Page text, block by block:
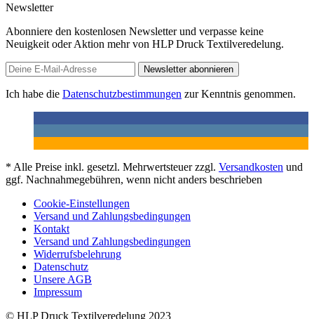
Newsletter
Abonniere den kostenlosen Newsletter und verpasse keine
Neuigkeit oder Aktion mehr von HLP Druck Textilveredelung.
Newsletter abonnieren
Ich habe die Datenschutzbestimmungen zur Kenntnis genommen.
* Alle Preise inkl. gesetzl. Mehrwertsteuer zzgl. Versandkosten und
ggf. Nachnahmegebühren, wenn nicht anders beschrieben
Cookie-Einstellungen
Versand und Zahlungsbedingungen
Kontakt
Versand und Zahlungsbedingungen
Widerrufsbelehrung
Datenschutz
Unsere AGB
Impressum
© HLP Druck Textilveredelung 2023